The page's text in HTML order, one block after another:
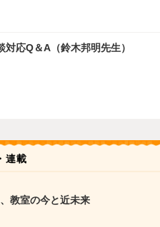
対応Q＆A（鈴木邦明先生）
連載
教室の今と近未来